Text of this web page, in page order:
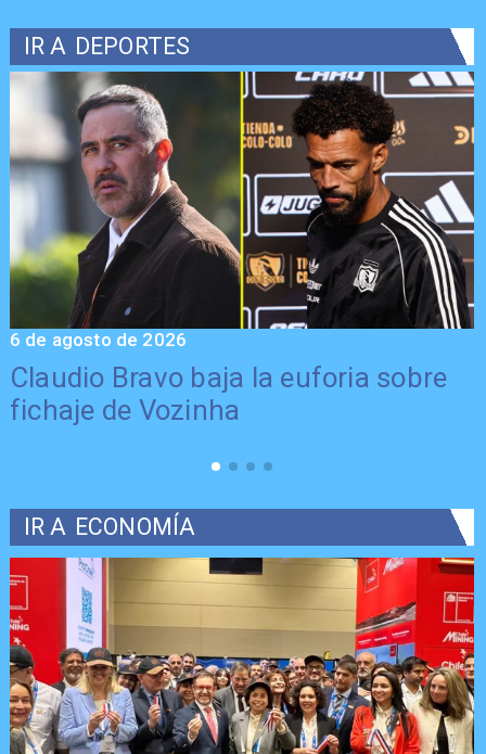
IR A DEPORTES
Claudio Bravo baja la euforia sobre
fichaje de Vozinha
6 de agosto de 2026
IR A ECONOMÍA